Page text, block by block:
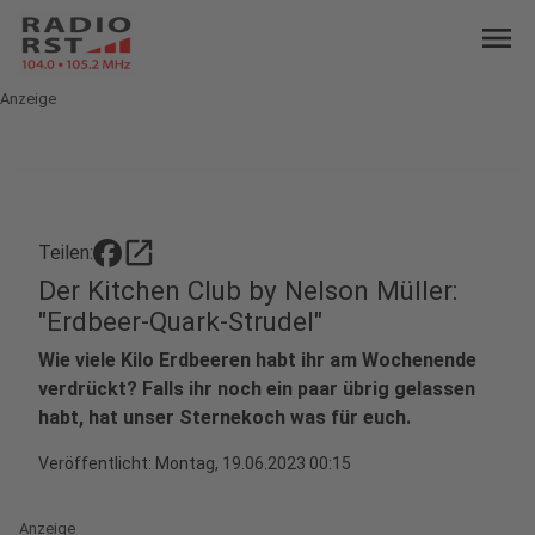
menu
Anzeige
Teilen: open_in_new
Der Kitchen Club by Nelson Müller:
"Erdbeer-Quark-Strudel"
Wie viele Kilo Erdbeeren habt ihr am Wochenende
verdrückt? Falls ihr noch ein paar übrig gelassen
habt, hat unser Sternekoch was für euch.
Veröffentlicht: Montag, 19.06.2023 00:15
Anzeige